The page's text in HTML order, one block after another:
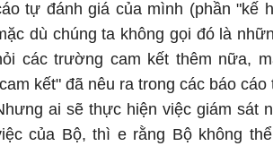
tự đánh giá của mình (phần "kế
dù chúng ta không gọi đó là
các trường cam kết thêm nữa,
kết" đã nêu ra trong các báo
ai sẽ thực hiện việc giám sát
của Bộ, thì e rằng Bộ không